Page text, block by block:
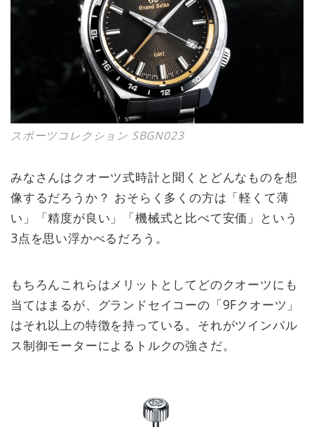
スポーツコレクション SBGN023
みなさんはクオーツ式時計と聞くとどんなものを想
像するだろうか？ おそらく多くの方は「軽くて薄
い」「精度が良い」「機械式と比べて安価」という
3点を思い浮かべるだろう。
もちろんこれらはメリットとしてどのクオーツにも
当てはまるが、グランドセイコーの「9Fクオーツ」
はそれ以上の特徴を持っている。それがツインパル
ス制御モーターによるトルクの強さだ。